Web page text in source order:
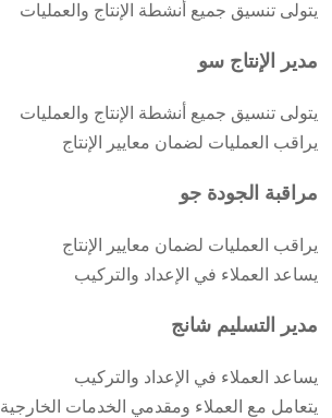
يتولى تنسيق جميع أنشطة الإنتاج والعمليات
مدير الإنتاج سو
يتولى تنسيق جميع أنشطة الإنتاج والعمليات
يراقب العمليات لضمان معايير الإنتاج
مراقبة الجودة جو
يراقب العمليات لضمان معايير الإنتاج
يساعد العملاء في الإعداد والتركيب
مدير التسليم شانج
يساعد العملاء في الإعداد والتركيب
يتعامل مع العملاء ومقدمي الخدمات الخارجية